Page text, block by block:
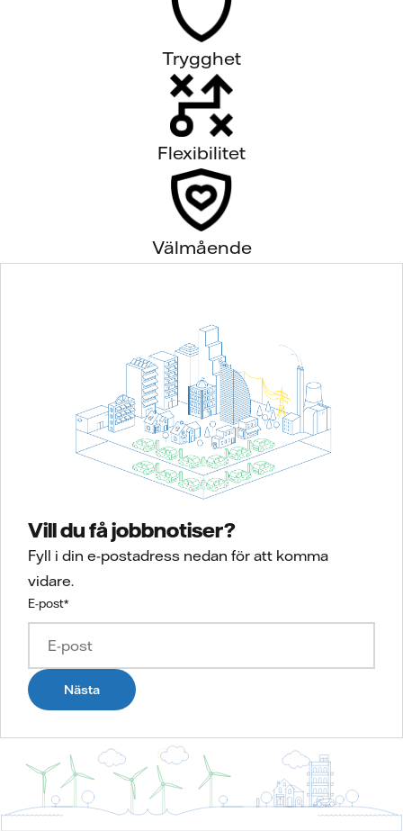
Trygghet
Flexibilitet
Välmående
Vill du få jobbnotiser?
Fyll i din e-postadress nedan för att komma
vidare.
E-post*
Nästa